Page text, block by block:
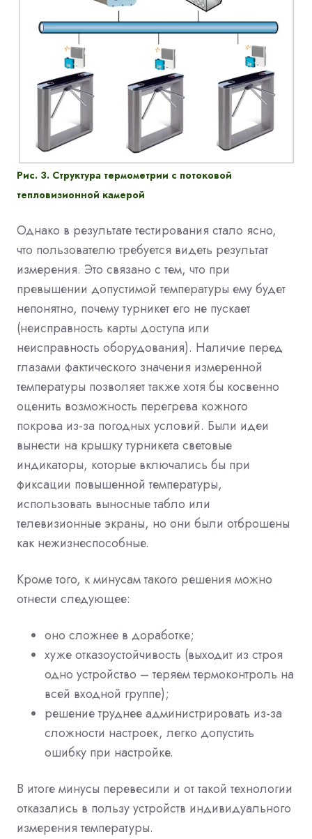
Рис. 3. Структура термометрии с потоковой
тепловизионной камерой
Однако в результате тестирования стало ясно,
что пользователю требуется видеть результат
измерения. Это связано с тем, что при
превышении допустимой температуры ему будет
непонятно, почему турникет его не пускает
(неисправность карты доступа или
неисправность оборудования). Наличие перед
глазами фактического значения измеренной
температуры позволяет также хотя бы косвенно
оценить возможность перегрева кожного
покрова из-за погодных условий. Были идеи
вынести на крышку турникета световые
индикаторы, которые включались бы при
фиксации повышенной температуры,
использовать выносные табло или
телевизионные экраны, но они были отброшены
как нежизнеспособные.
Кроме того, к минусам такого решения можно
отнести следующее:
оно сложнее в доработке;
хуже отказоустойчивость (выходит из строя
одно устройство – теряем термоконтроль на
всей входной группе);
решение труднее администрировать из-за
сложности настроек, легко допустить
ошибку при настройке.
В итоге минусы перевесили и от такой технологии
отказались в пользу устройств индивидуального
измерения температуры.